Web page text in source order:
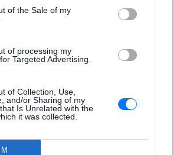
of the Sale of my
of processing my
Targeted Advertising.
of Collection, Use,
and/or Sharing of my
Is Unrelated with the
it was collected.
Αριελ Κωνσταντινίδη: Τώρα
ασχολούνται με το δέρμα μου,
ΣΉΜΕΡΑ
Δεν με αγγίζει, έχω ροδόχρου ακμή, η
Μύκονος: Ιταλοί παρτάρουν σε
έξαλλη κατάσταση μέσα σε...
οδηγού